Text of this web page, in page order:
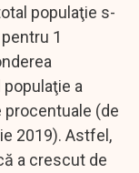
populaţie s-
1
a
(de
2019). Astfel,
a crescut de